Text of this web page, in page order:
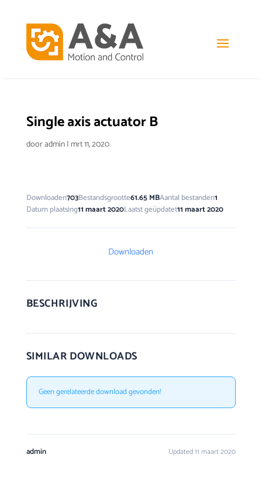
Single axis actuator B
dooradmin| mrt 11, 2020
Downloaden703Bestandsgrootte61.65 MBAantal bestanden1
Datum plaatsing11 maart 2020Laatst geüpdatet11 maart 2020
Downloaden
BESCHRIJVING
SIMILAR DOWNLOADS
Geen gerelateerde download gevonden!
admin Updated 11 maart 2020